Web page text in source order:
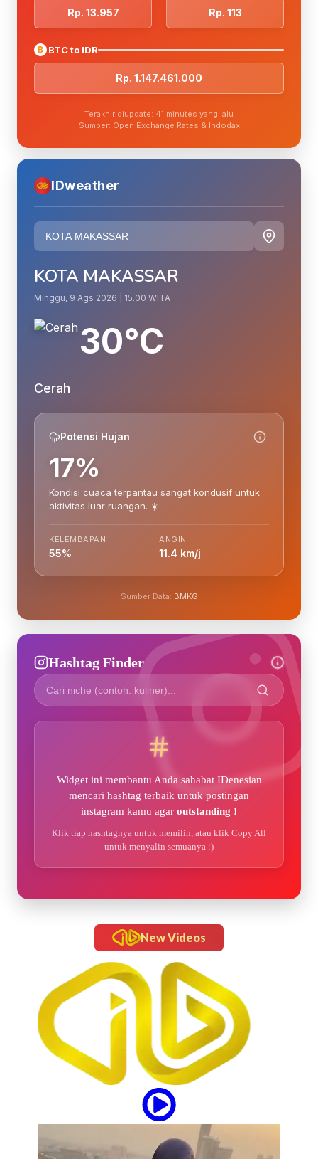
Rp. 13.957 Rp. 113
₿ BTC to IDR
Rp. 1.147.461.000
Terakhir diupdate: 41 minutes yang lalu
Sumber: Open Exchange Rates & Indodax
IDweather
KOTA MAKASSAR
Minggu, 9 Ags 2026 | 15.00 WITA
30°C
Cerah
Potensi Hujan
17%
Kondisi cuaca terpantau sangat kondusif untuk
aktivitas luar ruangan. ☀️
KELEMBAPAN
55%
ANGIN
11.4 km/j
Sumber Data: BMKG
Hashtag Finder
Widget ini membantu Anda sahabat IDenesian
mencari hashtag terbaik untuk postingan
instagram kamu agar outstanding !
Klik tiap hashtagnya untuk memilih, atau klik Copy All
untuk menyalin semuanya :)
New Videos